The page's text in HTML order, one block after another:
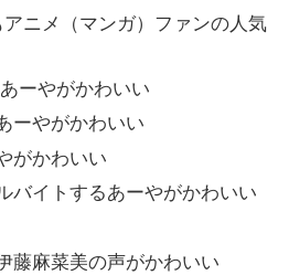
アニメ（マンガ）ファンの人気
ーやがかわいい
ーやがかわいい
がかわいい
バイトするあーやがかわいい
藤麻菜美の声がかわいい